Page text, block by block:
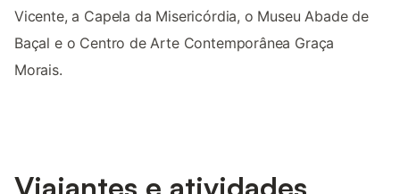
Vicente, a Capela da Misericórdia, o Museu Abade de
Baçal e o Centro de Arte Contemporânea Graça
Morais.